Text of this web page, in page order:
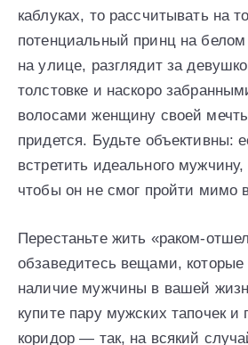
каблуках, то рассчитывать на
потенциальный принц на белом
на улице, разглядит за
толстовке и наскоро
волосами женщину своей
придется. Будьте объективны:
встретить идеального мужчину,
чтобы он не смог пройти мимо
Перестаньте жить «раком-
обзаведитесь вещами, которые
наличие мужчины в вашей
купите пару мужских тапочек и
коридор — так, на всякий